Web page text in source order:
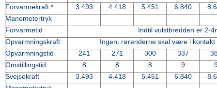
Forvarmekraft *
3.493 4.418 5.451 6.840
Manometertryk
Forvarmetid
Indtil vulstbredden er 2-
Opvarmningskraft
Ingen, rørenderne skal være i kontakt
Opvarmningstid
241 271 300 337
Omstillingstid
8 8 8 9
Svejsekraft
3.493 4.418 5.451 6.840